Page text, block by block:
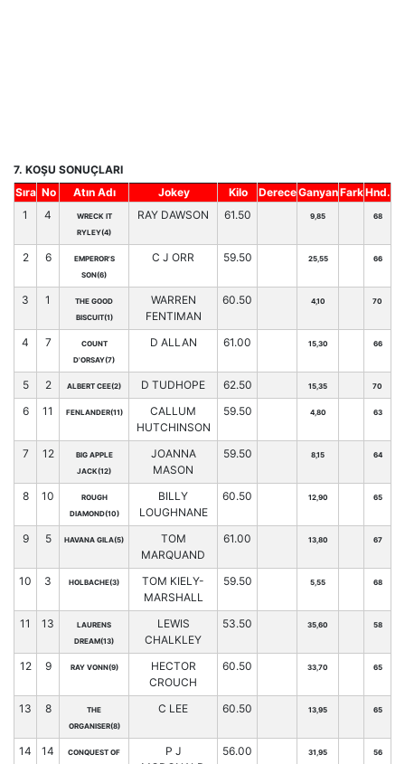
7. KOŞU SONUÇLARI
Sıra No Atın Adı Jokey Kilo DereceGanyanFarkHnd.
1
4
WRECK IT
RYLEY(4)
RAY DAWSON 61.50 9,85 68
2 6
EMPEROR'S
SON(6)
C J ORR 59.50 25,55 66
3 1
THE GOOD
BISCUIT(1)
WARREN
FENTIMAN
60.50 4,10 70
4 7
COUNT
D'ORSAY(7)
D ALLAN 61.00 15,30 66
5 2 ALBERT CEE(2) D TUDHOPE 62.50 15,35 70
6 11 FENLANDER(11)
CALLUM
HUTCHINSON
59.50 4,80 63
7 12
BIG APPLE
JACK(12)
JOANNA
MASON
59.50 8,15 64
8 10
ROUGH
DIAMOND(10)
BILLY
LOUGHNANE
60.50 12,90 65
9 5 HAVANA GILA(5)
TOM
MARQUAND
61.00 13,80 67
10 3 HOLBACHE(3)
TOM KIELY-
MARSHALL
59.50 5,55 68
11 13
LAURENS
DREAM(13)
LEWIS
CHALKLEY
53.50 35,60 58
12 9 RAY VONN(9)
HECTOR
CROUCH
60.50 33,70 65
13 8
THE
ORGANISER(8)
C LEE 60.50 13,95 65
14 14 CONQUEST OF
P J
56.00 31,95 56